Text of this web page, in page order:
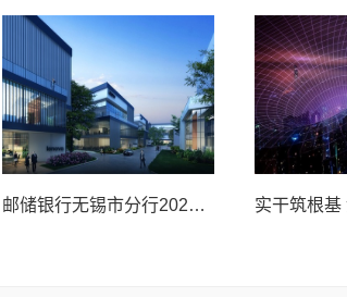
邮储银行无锡市分行2025年交出高质量发展精彩答卷